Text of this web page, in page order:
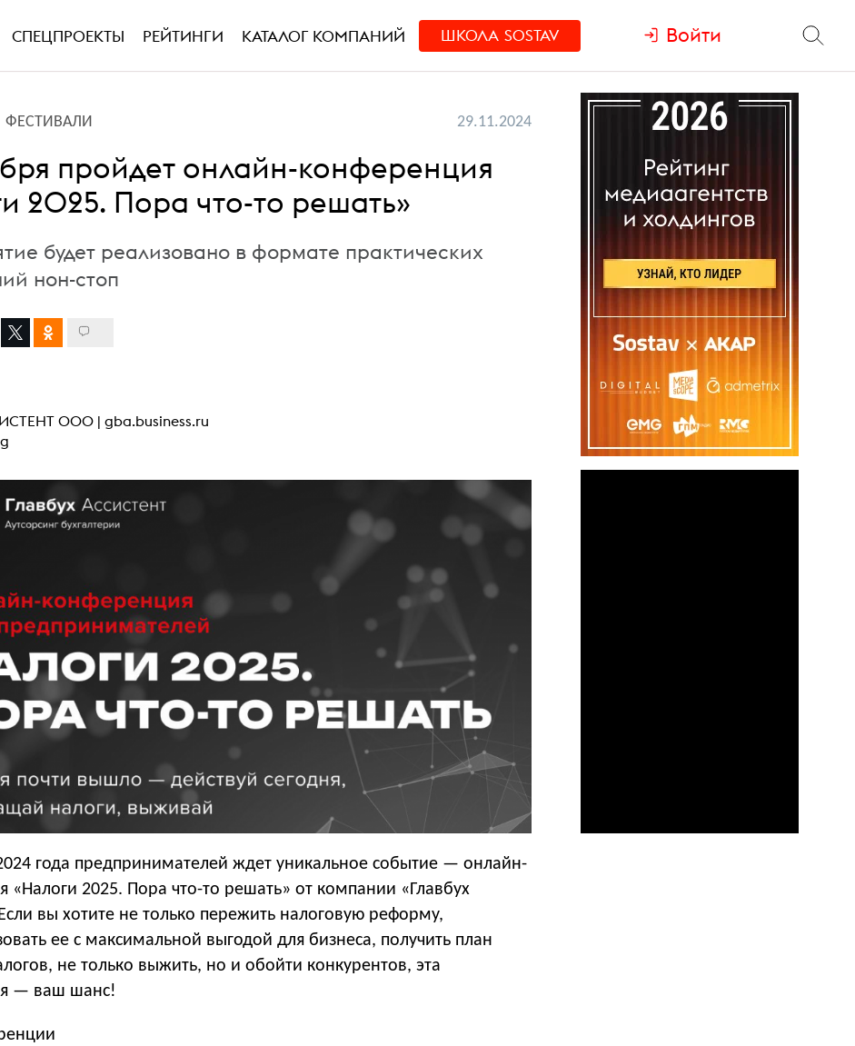
СПЕЦПРОЕКТЫ РЕЙТИНГИ КАТАЛОГ КОМПАНИЙ ШКОЛА SOSTAV Войти
ФЕСТИВАЛИ 29.11.2024
пройдет онлайн-конференция
2025. Пора что-то решать»
будет реализовано в формате практических
нон-стоп
ООО | gba.business.ru
года предпринимателей ждет уникальное событие — онлайн-
«Налоги 2025. Пора что-то решать» от компании «Главбух
вы хотите не только пережить налоговую реформу,
ее с максимальной выгодой для бизнеса, получить план
не только выжить, но и обойти конкурентов, эта
— ваш шанс!